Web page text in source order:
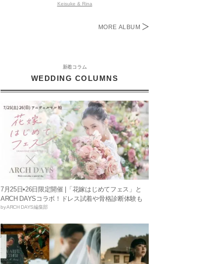
Keisuke & Rina
MORE ALBUM
新着コラム
WEDDING COLUMNS
7月25日•26日限定開催 |「花嫁はじめてフェス」と
ARCH DAYSコラボ！ドレス試着や骨格診断体験も
by ARCH DAYS編集部